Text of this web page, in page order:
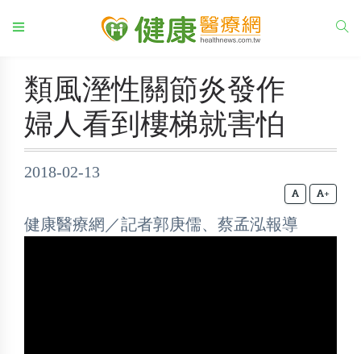
類風溼性關節炎發作
婦人看到樓梯就害怕
2018-02-13
+
健康醫療網／記者郭庚儒、蔡孟泓報導